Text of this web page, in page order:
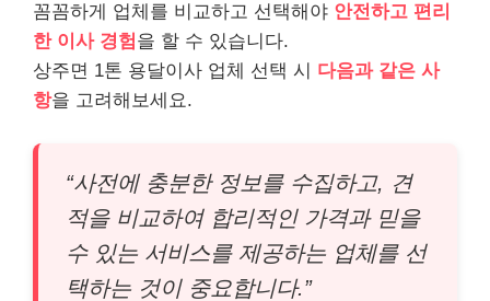
꼼꼼하게 업체를 비교하고 선택해야 안전하고 편리
한 이사 경험을 할 수 있습니다.
상주면 1톤 용달이사 업체 선택 시 다음과 같은 사
항을 고려해보세요.
“사전에 충분한 정보를 수집하고, 견
적을 비교하여 합리적인 가격과 믿을
수 있는 서비스를 제공하는 업체를 선
택하는 것이 중요합니다.”